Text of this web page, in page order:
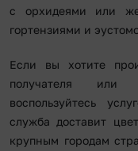
с орхидеями или
гортензиями и
Если вы хотите
получателя или
воспользуйтесь
служба доставит
крупным городам